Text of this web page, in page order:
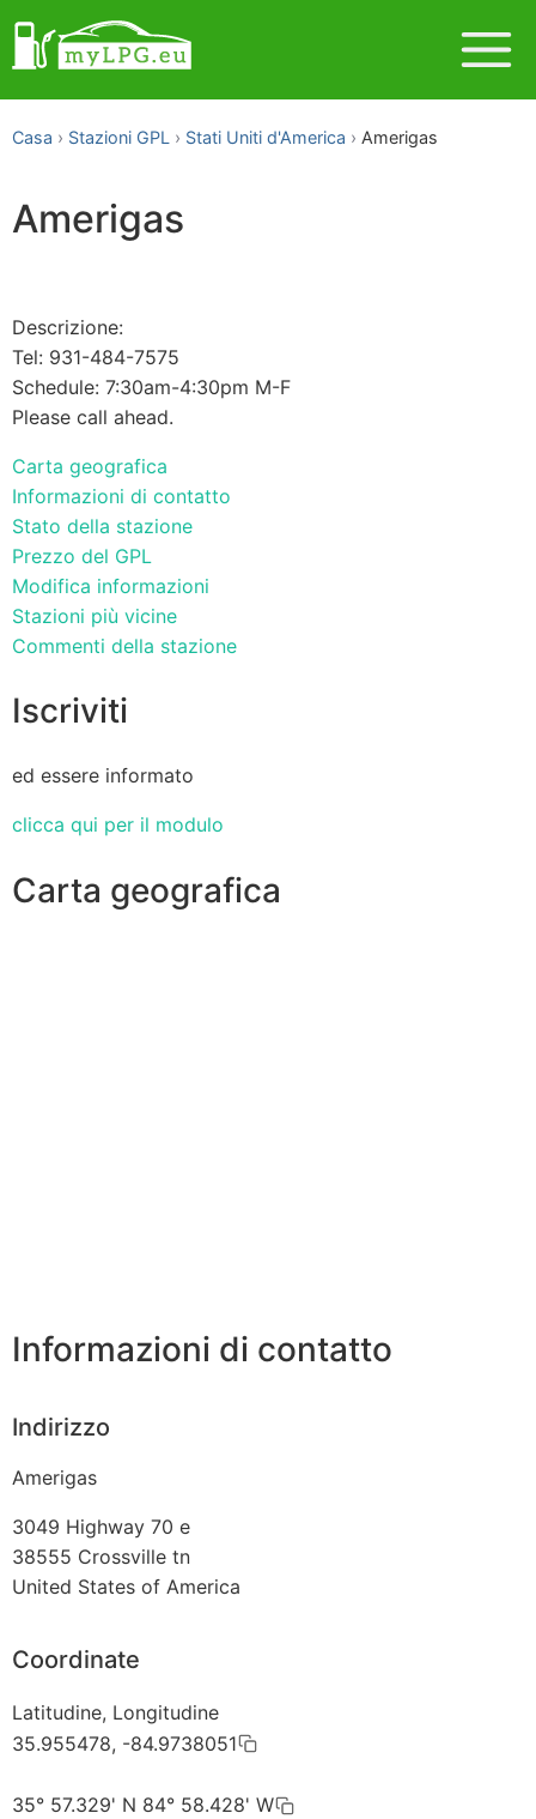
Casa Stazioni GPL Stati Uniti d'America Amerigas
Amerigas
Descrizione:
Tel: 931-484-7575
Schedule: 7:30am-4:30pm M-F
Please call ahead.
Carta geografica
Informazioni di contatto
Stato della stazione
Prezzo del GPL
Modifica informazioni
Stazioni più vicine
Commenti della stazione
Iscriviti
ed essere informato
clicca qui per il modulo
Carta geografica
Informazioni di contatto
Indirizzo
Amerigas
3049 Highway 70 e
38555 Crossville tn
United States of America
Coordinate
Latitudine, Longitudine
35.955478, -84.9738051
35° 57.329' N 84° 58.428' W